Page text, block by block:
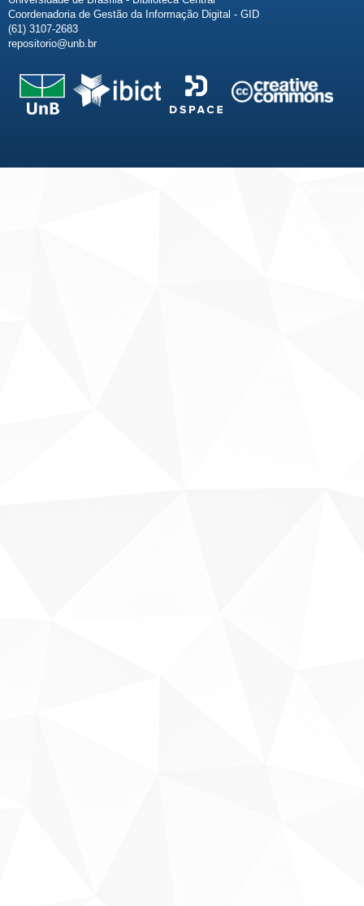
Coordenadoria de Gestão da Informação Digital - GID
(61) 3107-2683
repositorio@unb.br